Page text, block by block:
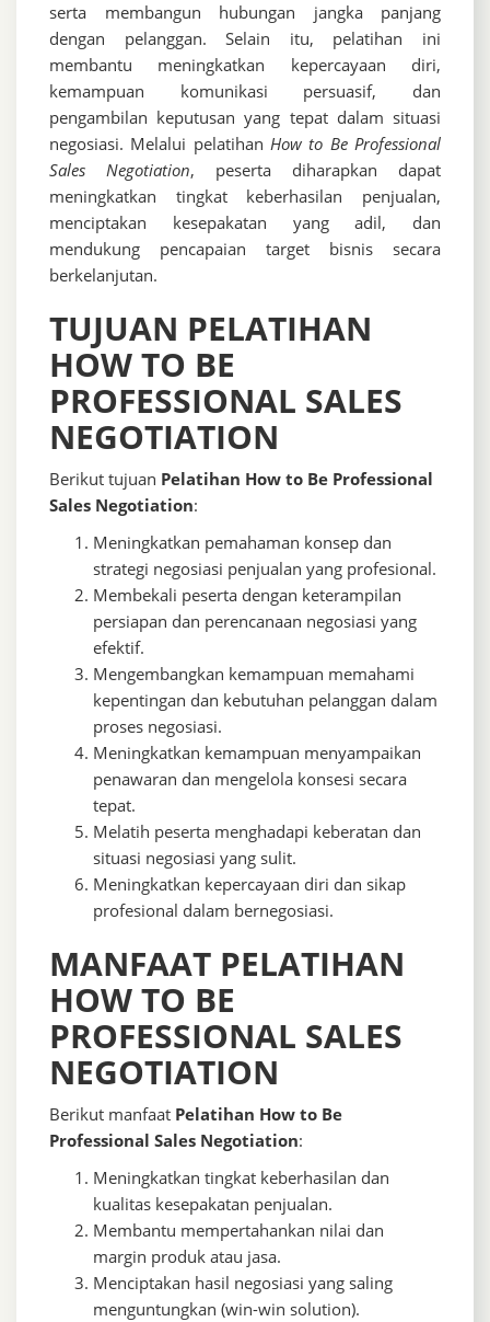
serta membangun hubungan jangka panjang
dengan pelanggan. Selain itu, pelatihan ini
membantu meningkatkan kepercayaan diri,
kemampuan komunikasi persuasif, dan
pengambilan keputusan yang tepat dalam situasi
negosiasi. Melalui pelatihan How to Be Professional
Sales Negotiation, peserta diharapkan dapat
meningkatkan tingkat keberhasilan penjualan,
menciptakan kesepakatan yang adil, dan
mendukung pencapaian target bisnis secara
berkelanjutan.
TUJUAN PELATIHAN
HOW TO BE
PROFESSIONAL SALES
NEGOTIATION
Berikut tujuan Pelatihan How to Be Professional
Sales Negotiation:
Meningkatkan pemahaman konsep dan
strategi negosiasi penjualan yang profesional.
Membekali peserta dengan keterampilan
persiapan dan perencanaan negosiasi yang
efektif.
Mengembangkan kemampuan memahami
kepentingan dan kebutuhan pelanggan dalam
proses negosiasi.
Meningkatkan kemampuan menyampaikan
penawaran dan mengelola konsesi secara
tepat.
Melatih peserta menghadapi keberatan dan
situasi negosiasi yang sulit.
Meningkatkan kepercayaan diri dan sikap
profesional dalam bernegosiasi.
MANFAAT PELATIHAN
HOW TO BE
PROFESSIONAL SALES
NEGOTIATION
Berikut manfaat Pelatihan How to Be
Professional Sales Negotiation:
Meningkatkan tingkat keberhasilan dan
kualitas kesepakatan penjualan.
Membantu mempertahankan nilai dan
margin produk atau jasa.
Menciptakan hasil negosiasi yang saling
menguntungkan (win-win solution).